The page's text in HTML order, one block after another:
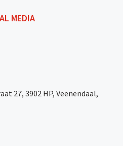
MEDIA
27, 3902 HP, Veenendaal,